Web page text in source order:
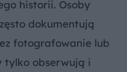
historii. Osoby
dokumentują
fotografowanie lub
tylko obserwują i